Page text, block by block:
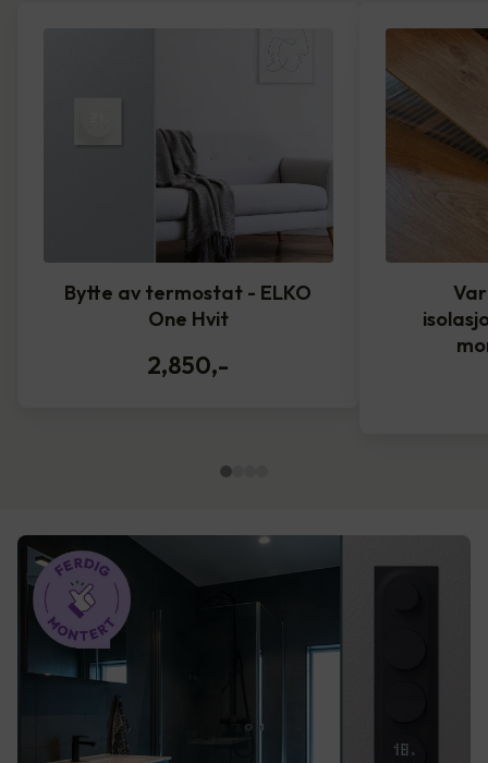
Bytte av termostat - ELKO
One Hvit
2,850,-